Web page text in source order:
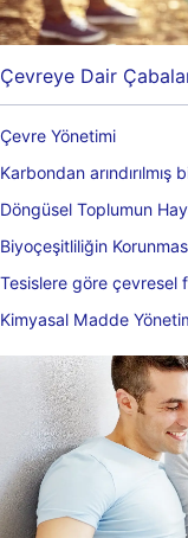
Çevreye Dair
Çevre Yönetimi
Karbondan
Döngüsel Toplumun
Biyoçeşitliliğin
Tesislere göre çevresel
Kimyasal Madde